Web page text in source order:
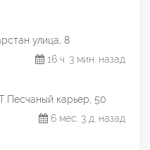
улица, 8
16 ч. 3 мин. назад
Песчаный карьер, 50
6 мес. 3 д. назад